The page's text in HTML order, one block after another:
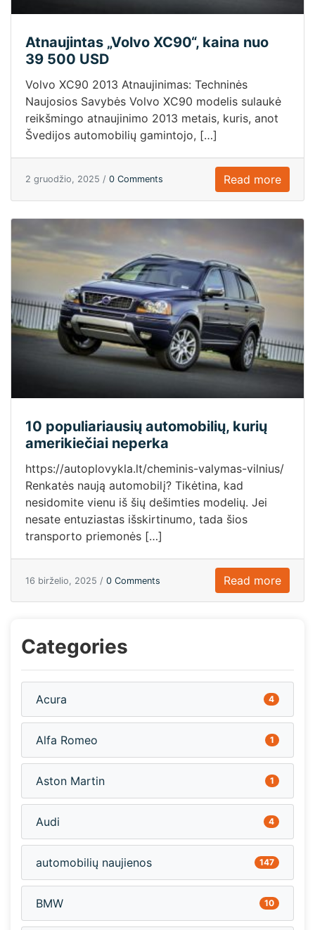
Atnaujintas „Volvo XC90“, kaina nuo
39 500 USD
Volvo XC90 2013 Atnaujinimas: Techninės
Naujosios Savybės Volvo XC90 modelis sulaukė
reikšmingo atnaujinimo 2013 metais, kuris, anot
Švedijos automobilių gamintojo, […]
2 gruodžio, 2025 / 0 Comments Read more
10 populiariausių automobilių, kurių
amerikiečiai neperka
https://autoplovykla.lt/cheminis-valymas-vilnius/
Renkatės naują automobilį? Tikėtina, kad
nesidomite vienu iš šių dešimties modelių. Jei
nesate entuziastas išskirtinumo, tada šios
transporto priemonės […]
16 birželio, 2025 / 0 Comments Read more
Categories
Acura 4
Alfa Romeo 1
Aston Martin 1
Audi 4
automobilių naujienos 147
BMW 10